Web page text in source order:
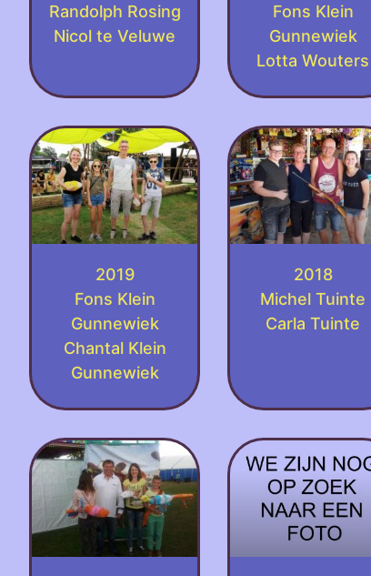
Randolph Rosing
Nicol te Veluwe
Fons Klein
Gunnewiek
Lotta Wouters
2019
Fons Klein
Gunnewiek
Chantal Klein
Gunnewiek
2018
Michel Tuinte
Carla Tuinte